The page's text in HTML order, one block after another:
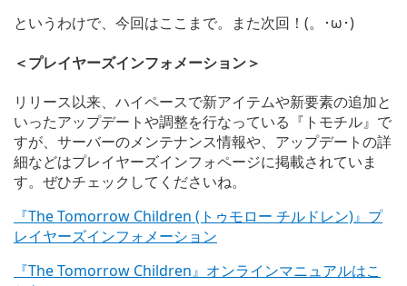
というわけで、今回はここまで。また次回！(。･ω･)ゞ
＜プレイヤーズインフォメーション＞
リリース以来、ハイペースで新アイテムや新要素の追加と
いったアップデートや調整を行なっている『トモチル』で
すが、サーバーのメンテナンス情報や、アップデートの詳
細などはプレイヤーズインフォページに掲載されていま
す。ぜひチェックしてくださいね。
『The Tomorrow Children (トゥモロー チルドレン)』プ
レイヤーズインフォメーション
『The Tomorrow Children』オンラインマニュアルはこ